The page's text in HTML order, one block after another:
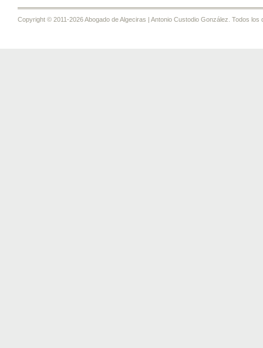
Copyright © 2011-2026 Abogado de Algeciras | Antonio Custodio González. Todos